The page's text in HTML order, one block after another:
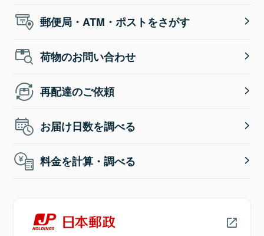
郵便局・ATM・ポストをさがす
荷物のお問い合わせ
再配達のご依頼
お届け日数を調べる
料金を計算・調べる